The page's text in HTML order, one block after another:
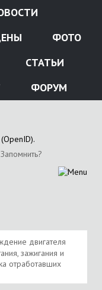
ФОТО
СТАТЬИ
ФОРУМ
Запомнить?
двигателя
зажигания и
отработавших